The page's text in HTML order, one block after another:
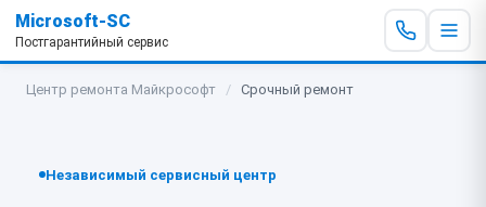
Microsoft-SC
Постгарантийный сервис
Центр ремонта Майкрософт / Срочный ремонт
Независимый сервисный центр